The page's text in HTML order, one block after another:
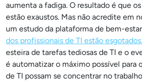
aumenta a fadiga. O resultado é que
estão exaustos. Mas não acredite em
um estudo da plataforma de bem-
dos profissionais de TI estão esgotados.
esteira de tarefas tediosas de TI e o
é automatizar o máximo possível para
de TI possam se concentrar no